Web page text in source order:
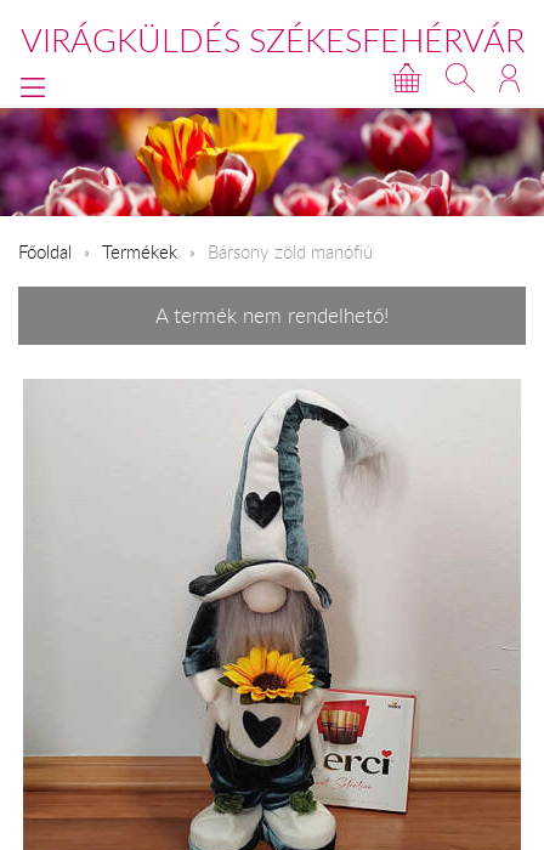
VIRÁGKÜLDÉS SZÉKESFEHÉRVÁR
Főoldal Termékek Bársony zöld manófiú
A termék nem rendelhető!